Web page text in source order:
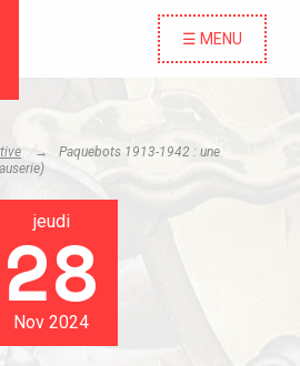
☰ MENU
Paquebots 1913-1942 : une
jeudi
28
Nov 2024